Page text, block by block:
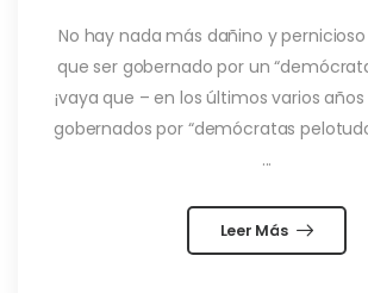
No hay nada más dañino y
que ser gobernado por un
¡vaya que – en los últimos varios
gobernados por “demócratas
...
Leer Más